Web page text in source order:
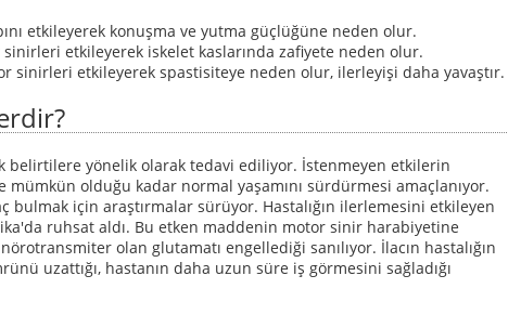
etkileyerek konuşma ve yutma güçlüğüne neden olur.
etkileyerek iskelet kaslarında zafiyete neden olur.
sinirleri etkileyerek spastisiteye neden olur, ilerleyişi daha yavaştır.
belirtilere yönelik olarak tedavi ediliyor. İstenmeyen etkilerin
mümkün olduğu kadar normal yaşamını sürdürmesi amaçlanıyor.
bulmak için araştırmalar sürüyor. Hastalığın ilerlemesini etkileyen
ruhsat aldı. Bu etken maddenin motor sinir harabiyetine
olan glutamatı engellediği sanılıyor. İlacın hastalığın
uzattığı, hastanın daha uzun süre iş görmesini sağladığı